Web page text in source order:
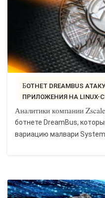
БОТНЕТ DREAMBUS АТАКУЕТ КОРПОРАТИВНЫЕ
ПРИЛОЖЕНИЯ НА LINUX-
Аналитики компании
ботнете DreamBus,
вариацию малвари